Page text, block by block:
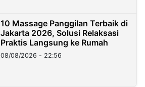
10 Massage Panggilan Terbaik di
Jakarta 2026, Solusi Relaksasi
Praktis Langsung ke Rumah
08/08/2026 - 22:56